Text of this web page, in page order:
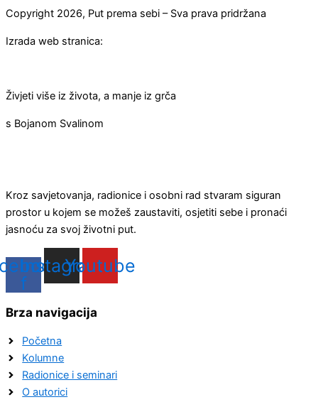
Copyright 2026, Put prema sebi – Sva prava pridržana
Izrada web stranica:
Živjeti više iz života, a manje iz grča
s Bojanom Svalinom
Kroz savjetovanja, radionice i osobni rad stvaram siguran
prostor u kojem se možeš zaustaviti, osjetiti sebe i pronaći
jasnoću za svoj životni put.
f
Instagram
Youtube
Brza navigacija
Početna
Kolumne
Radionice i seminari
O autorici